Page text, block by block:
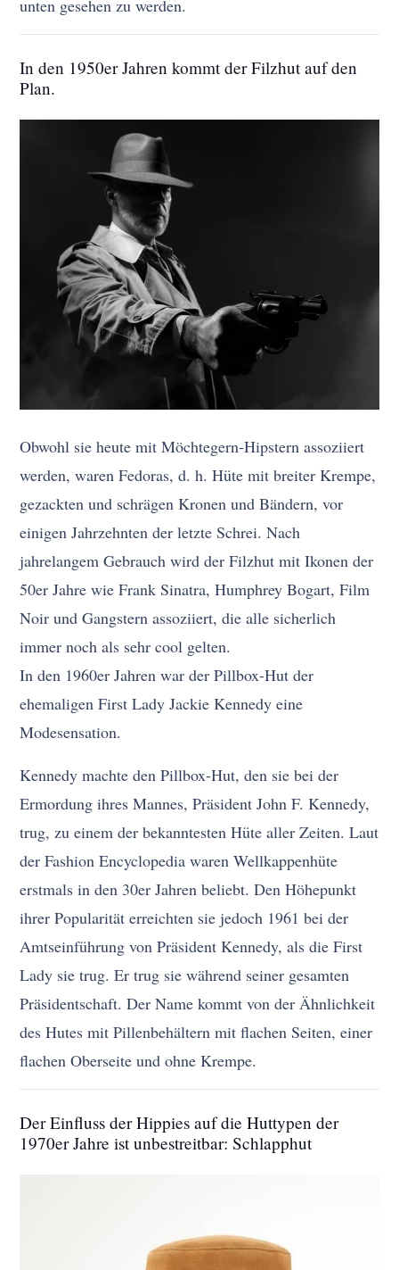
unten gesehen zu werden.
In den 1950er Jahren kommt der Filzhut auf den
Plan.
Obwohl sie heute mit Möchtegern-Hipstern assoziiert
werden, waren Fedoras, d. h. Hüte mit breiter Krempe,
gezackten und schrägen Kronen und Bändern, vor
einigen Jahrzehnten der letzte Schrei. Nach
jahrelangem Gebrauch wird der Filzhut mit Ikonen der
50er Jahre wie Frank Sinatra, Humphrey Bogart, Film
Noir und Gangstern assoziiert, die alle sicherlich
immer noch als sehr cool gelten.
In den 1960er Jahren war der Pillbox-Hut der
ehemaligen First Lady Jackie Kennedy eine
Modesensation.
Kennedy machte den Pillbox-Hut, den sie bei der
Ermordung ihres Mannes, Präsident John F. Kennedy,
trug, zu einem der bekanntesten Hüte aller Zeiten. Laut
der Fashion Encyclopedia waren Wellkappenhüte
erstmals in den 30er Jahren beliebt. Den Höhepunkt
ihrer Popularität erreichten sie jedoch 1961 bei der
Amtseinführung von Präsident Kennedy, als die First
Lady sie trug. Er trug sie während seiner gesamten
Präsidentschaft. Der Name kommt von der Ähnlichkeit
des Hutes mit Pillenbehältern mit flachen Seiten, einer
flachen Oberseite und ohne Krempe.
Der Einfluss der Hippies auf die Huttypen der
1970er Jahre ist unbestreitbar: Schlapphut